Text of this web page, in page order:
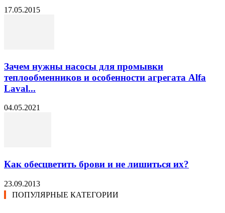
17.05.2015
Зачем нужны насосы для промывки
теплообменников и особенности агрегата Alfa
Laval...
04.05.2021
Как обесцветить брови и не лишиться их?
23.09.2013
ПОПУЛЯРНЫЕ КАТЕГОРИИ